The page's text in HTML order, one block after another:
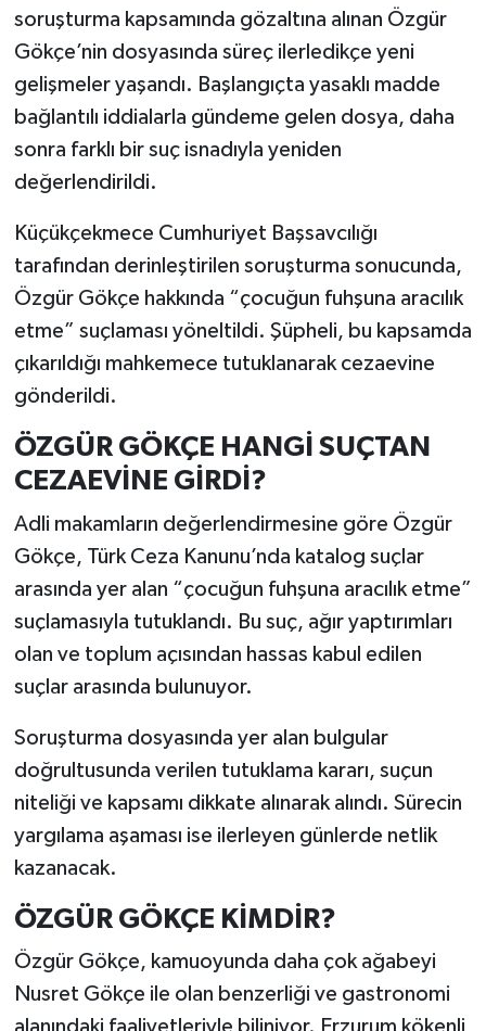
soruşturma kapsamında gözaltına alınan Özgür
Gökçe’nin dosyasında süreç ilerledikçe yeni
gelişmeler yaşandı. Başlangıçta yasaklı madde
bağlantılı iddialarla gündeme gelen dosya, daha
sonra farklı bir suç isnadıyla yeniden
değerlendirildi.
Küçükçekmece Cumhuriyet Başsavcılığı
tarafından derinleştirilen soruşturma sonucunda,
Özgür Gökçe hakkında “çocuğun fuhşuna aracılık
etme” suçlaması yöneltildi. Şüpheli, bu kapsamda
çıkarıldığı mahkemece tutuklanarak cezaevine
gönderildi.
ÖZGÜR GÖKÇE HANGİ SUÇTAN
CEZAEVİNE GİRDİ?
Adli makamların değerlendirmesine göre Özgür
Gökçe, Türk Ceza Kanunu’nda katalog suçlar
arasında yer alan “çocuğun fuhşuna aracılık etme”
suçlamasıyla tutuklandı. Bu suç, ağır yaptırımları
olan ve toplum açısından hassas kabul edilen
suçlar arasında bulunuyor.
Soruşturma dosyasında yer alan bulgular
doğrultusunda verilen tutuklama kararı, suçun
niteliği ve kapsamı dikkate alınarak alındı. Sürecin
yargılama aşaması ise ilerleyen günlerde netlik
kazanacak.
ÖZGÜR GÖKÇE KİMDİR?
Özgür Gökçe, kamuoyunda daha çok ağabeyi
Nusret Gökçe ile olan benzerliği ve gastronomi